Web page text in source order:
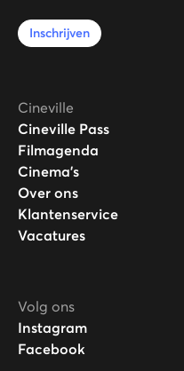
Inschrijven
Cineville
Cineville Pass
Filmagenda
Cinema's
Over ons
Klantenservice
Vacatures
Volg ons
Instagram
Facebook